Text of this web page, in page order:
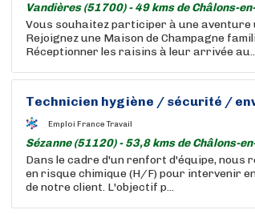
Vandières (51700) - 49 kms de Châlons-
Vous souhaitez participer à une aventure
Rejoignez une Maison de Champagne
Réceptionner les raisins à leur arrivée
Technicien hygiène / sécurité /
Emploi France Travail
Sézanne (51120) - 53,8 kms de Châlons-
Dans le cadre d'un renfort d'équipe, nous
en risque chimique (H/F) pour intervenir
de notre client. L'objectif p...